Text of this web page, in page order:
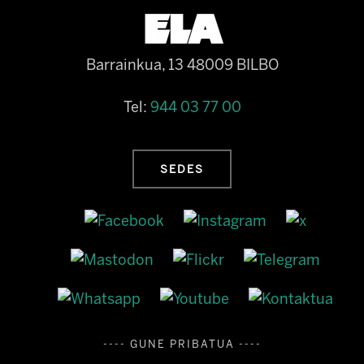
Barrainkua, 13 48009 BILBO
Tel: 944 03 77 00
SEDES
---- GUNE PRIBATUA ----